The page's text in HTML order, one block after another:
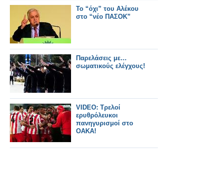
Το “όχι” του Αλέκου
στο “νέο ΠΑΣΟΚ”
Παρελάσεις με…
σωματικούς ελέγχους!
VIDEO: Τρελοί
ερυθρόλευκοι
πανηγυρισμοί στο
ΟΑΚΑ!